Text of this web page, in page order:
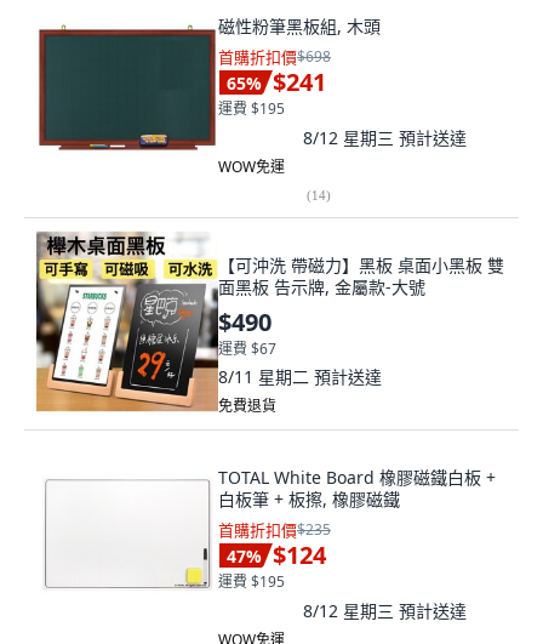
磁性粉筆黑板組, 木頭
首購折扣價$698
65% $241
運費 $195
8/12 星期三 預計送達
WOW免運
(14)
【可沖洗 帶磁力】黑板 桌面小黑板 雙
面黑板 告示牌, 金屬款-大號
$490
運費 $67
8/11 星期二 預計送達
免費退貨
TOTAL White Board 橡膠磁鐵白板 +
白板筆 + 板擦, 橡膠磁鐵
首購折扣價$235
47% $124
運費 $195
8/12 星期三 預計送達
WOW免運